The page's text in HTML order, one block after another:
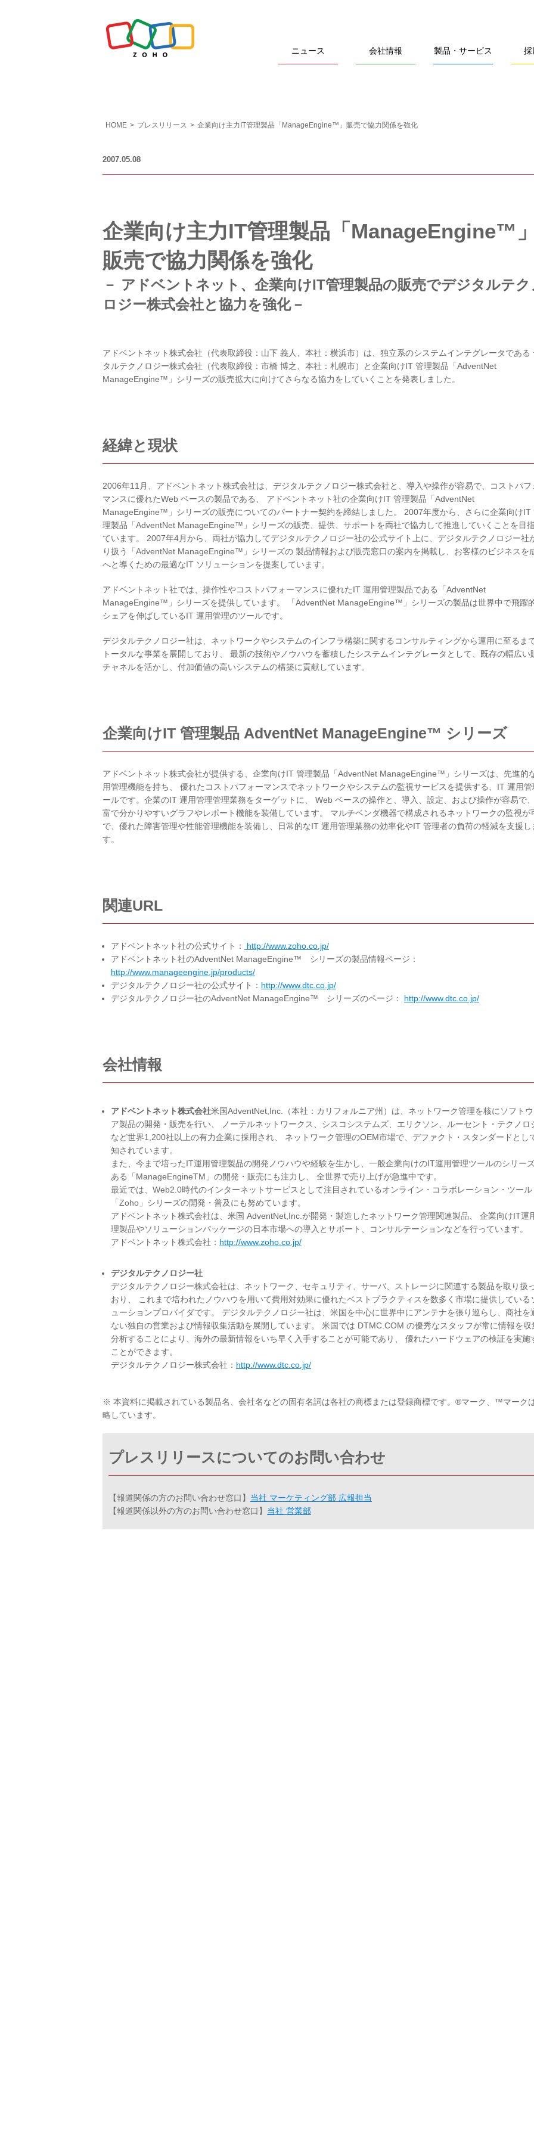
ニュース 会社情報 製品・サービス 採
HOME > プレスリリース > 企業向け主力IT管理製品「ManageEngine™」販売で協力関係を強化
2007.05.08
企業向け主力IT管理製品「ManageEngine™」
販売で協力関係を強化
－ アドベントネット、企業向けIT管理製品の販売でデジタルテク
ロジー株式会社と協力を強化－
アドベントネット株式会社（代表取締役：山下 義人、本社：横浜市）は、独立系のシステムインテグレータである
タルテクノロジー株式会社（代表取締役：市橋 博之、本社：札幌市）と企業向けIT 管理製品「AdventNet
ManageEngine™」シリーズの販売拡大に向けてさらなる協力をしていくことを発表しました。
経緯と現状
2006年11月、アドベントネット株式会社は、デジタルテクノロジー株式会社と、導入や操作が容易で、コストパフ
マンスに優れたWeb ベースの製品である、 アドベントネット社の企業向けIT 管理製品「AdventNet
ManageEngine™」シリーズの販売についてのパートナー契約を締結しました。 2007年度から、さらに企業向けIT
理製品「AdventNet ManageEngine™」シリーズの販売、提供、サポートを両社で協力して推進していくことを目
ています。 2007年4月から、両社が協力してデジタルテクノロジー社の公式サイト上に、デジタルテクノロジー社
り扱う「AdventNet ManageEngine™」シリーズの 製品情報および販売窓口の案内を掲載し、お客様のビジネスを
へと導くための最適なIT ソリューションを提案しています。
アドベントネット社では、操作性やコストパフォーマンスに優れたIT 運用管理製品である「AdventNet
ManageEngine™」シリーズを提供しています。 「AdventNet ManageEngine™」シリーズの製品は世界中で飛躍
シェアを伸ばしているIT 運用管理のツールです。
デジタルテクノロジー社は、ネットワークやシステムのインフラ構築に関するコンサルティングから運用に至るま
トータルな事業を展開しており、 最新の技術やノウハウを蓄積したシステムインテグレータとして、既存の幅広い
チャネルを活かし、付加価値の高いシステムの構築に貢献しています。
企業向けIT 管理製品 AdventNet ManageEngine™ シリーズ
アドベントネット株式会社が提供する、企業向けIT 管理製品「AdventNet ManageEngine™」シリーズは、先進的
用管理機能を持ち、 優れたコストパフォーマンスでネットワークやシステムの監視サービスを提供する、IT 運用管
ールです。企業のIT 運用管理管理業務をターゲットに、 Web ベースの操作と、導入、設定、および操作が容易で
富で分かりやすいグラフやレポート機能を装備しています。 マルチベンダ機器で構成されるネットワークの監視が
で、優れた障害管理や性能管理機能を装備し、日常的なIT 運用管理業務の効率化やIT 管理者の負荷の軽減を支援し
す。
関連URL
アドベントネット社の公式サイト：
http://www.zoho.co.jp/
アドベントネット社のAdventNet ManageEngine™ シリーズの製品情報ページ：
http://www.manageengine.jp/products/
デジタルテクノロジー社の公式サイト： http://www.dtc.co.jp/
デジタルテクノロジー社のAdventNet ManageEngine™ シリーズのページ： http://www.dtc.co.jp/
会社情報
アドベントネット株式会社米国AdventNet,Inc.（本社：カリフォルニア州）は、ネットワーク管理を核にソフトウ
ア製品の開発・販売を行い、 ノーテルネットワークス、シスコシステムズ、エリクソン、ルーセント・テクノロ
など世界1,200社以上の有力企業に採用され、 ネットワーク管理のOEM市場で、デファクト・スタンダードとし
知されています。
また、今まで培ったIT運用管理製品の開発ノウハウや経験を生かし、一般企業向けのIT運用管理ツールのシリー
ある「ManageEngineTM」の開発・販売にも注力し、 全世界で売り上げが急進中です。
最近では、Web2.0時代のインターネットサービスとして注目されているオンライン・コラボレーション・ツール
「Zoho」シリーズの開発・普及にも努めています。
アドベントネット株式会社は、米国 AdventNet,Inc.が開発・製造したネットワーク管理関連製品、 企業向けIT運
理製品やソリューションパッケージの日本市場への導入とサポート、コンサルテーションなどを行っています。
アドベントネット株式会社： http://www.zoho.co.jp/
デジタルテクノロジー社
デジタルテクノロジー株式会社は、ネットワーク、セキュリティ、サーバ、ストレージに関連する製品を取り扱
おり、 これまで培われたノウハウを用いて費用対効果に優れたベストプラクティスを数多く市場に提供している
ューションプロバイダです。 デジタルテクノロジー社は、米国を中心に世界中にアンテナを張り巡らし、商社を
ない独自の営業および情報収集活動を展開しています。 米国では DTMC.COM の優秀なスタッフが常に情報を収
分析することにより、海外の最新情報をいち早く入手することが可能であり、 優れたハードウェアの検証を実施
ことができます。
デジタルテクノロジー株式会社： http://www.dtc.co.jp/
※ 本資料に掲載されている製品名、会社名などの固有名詞は各社の商標または登録商標です。®マーク、™マーク
略しています。
プレスリリースについてのお問い合わせ
【報道関係の方のお問い合わせ窓口】 当社 マーケティング部 広報担当
【報道関係以外の方のお問い合わせ窓口】 当社 営業部